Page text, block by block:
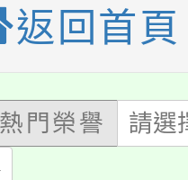
新住民語歌
學年度第
甄選結果(
甄選結果(
化大學推廣
溝通分析基
教案入校路
返回首頁
熱門榮譽
請選